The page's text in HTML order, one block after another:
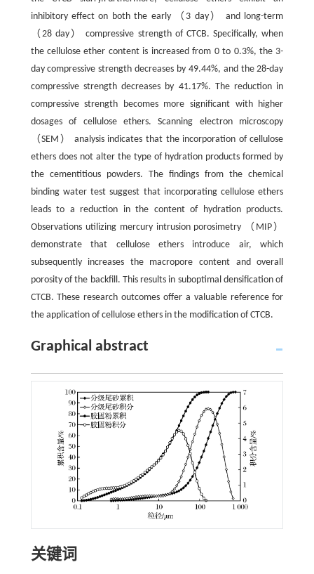
inhibitory effect on both the early （3 day） and long-term
（28 day） compressive strength of CTCB. Specifically, when
the cellulose ether content is increased from 0 to 0.3%, the 3-
day compressive strength decreases by 49.44%, and the 28-day
compressive strength decreases by 41.17%. The reduction in
compressive strength becomes more significant with higher
dosages of cellulose ethers. Scanning electron microscopy
（SEM） analysis indicates that the incorporation of cellulose
ethers does not alter the type of hydration products formed by
the cementitious powders. The findings from the chemical
binding water test suggest that incorporating cellulose ethers
leads to a reduction in the content of hydration products.
Observations utilizing mercury intrusion porosimetry （MIP）
demonstrate that cellulose ethers introduce air, which
subsequently increases the macropore content and overall
porosity of the backfill. This results in suboptimal densification of
CTCB. These research outcomes offer a valuable reference for
the application of cellulose ethers in the modification of CTCB.
Graphical abstract
关键词